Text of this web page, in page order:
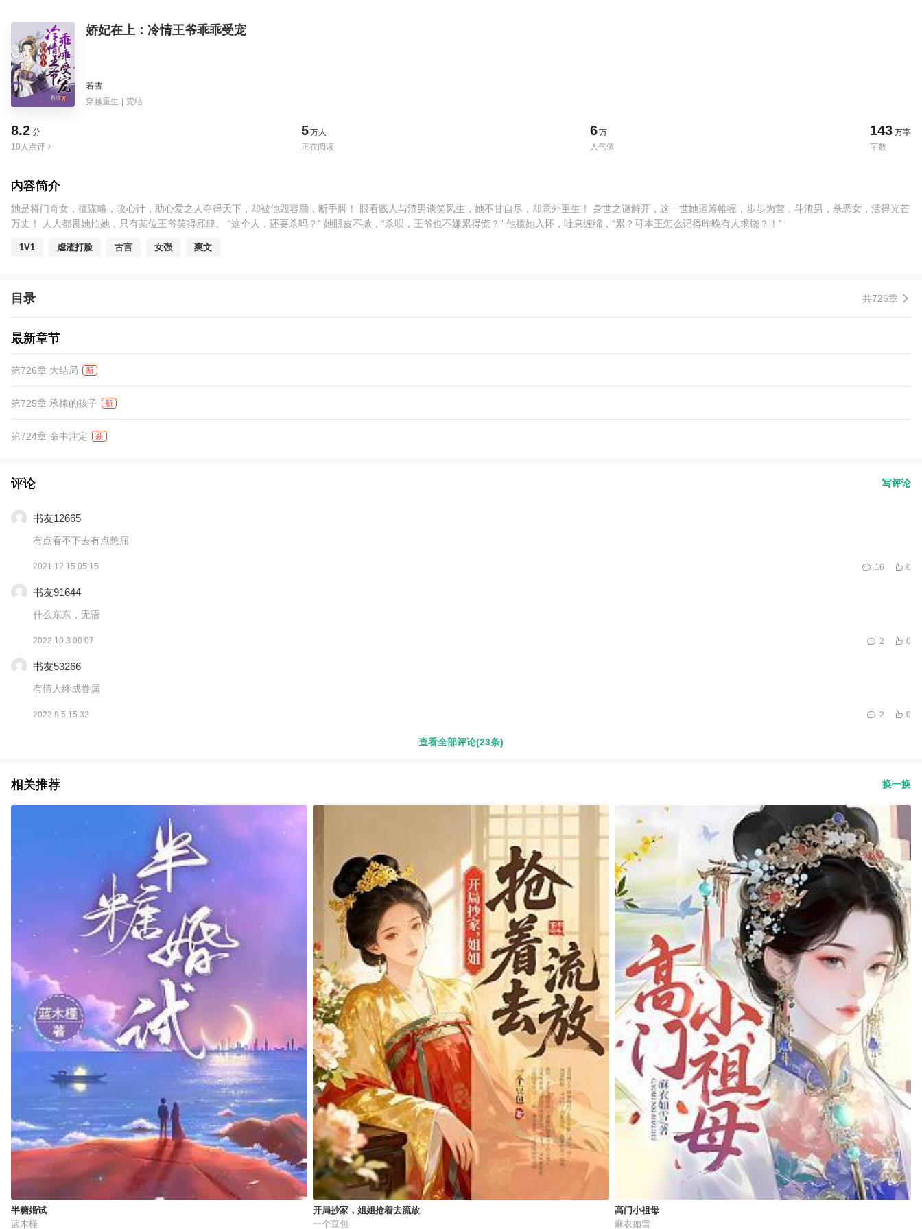
娇妃在上：冷情王爷乖乖受宠
若雪
穿越重生 | 完结
8.2 分
10人点评
5万人
正在阅读
6万
人气值
143 万字
字数
内容简介
她是将门奇女，擅谋略，攻心计，助心爱之人夺得天下，却被他毁容颜，断手脚！ 眼看贱人与渣男谈笑风生，她不甘自尽，却意外重生！ 身世之谜解开，这一世她运筹帷幄，步步为营，斗渣男，杀恶女，活得光芒
万丈！ 人人都畏她怕她，只有某位王爷笑得邪肆。 “这个人，还要杀吗？” 她眼皮不掀，“杀呗，王爷也不嫌累得慌？” 他揽她入怀，吐息缠绵，“累？可本王怎么记得昨晚有人求饶？！”
1V1 虐渣打脸 古言 女强 爽文
目录 共726章
最新章节
第726章 大结局 新
第725章 承棣的孩子 新
第724章 命中注定 新
评论 写评论
书友12665
有点看不下去有点憋屈
2021.12.15 05:15 0
16
书友91644
什么东东，无语
2022.10.3 00:07 0
2
书友53266
有情人终成眷属
2022.9.5 15:32 0
2
查看全部评论(23条)
相关推荐 换一换
半糖婚试
蓝木槿
开局抄家，姐姐抢着去流放
一个豆包
高门小祖母
麻衣如雪